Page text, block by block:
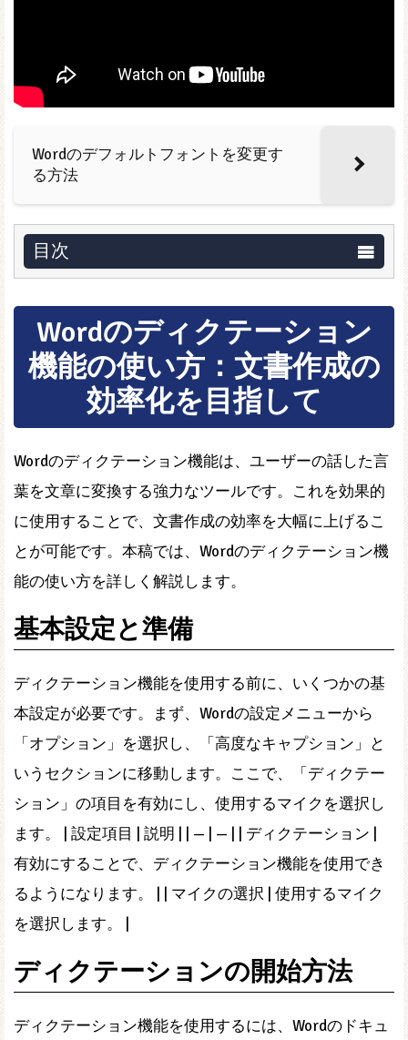
Wordのデフォルトフォントを変更す
る方法
目次
Wordのディクテーション
機能の使い方：文書作成の
効率化を目指して
Wordのディクテーション機能は、ユーザーの話した言
葉を文章に変換する強力なツールです。これを効果的
に使用することで、文書作成の効率を大幅に上げるこ
とが可能です。本稿では、Wordのディクテーション機
能の使い方を詳しく解説します。
基本設定と準備
ディクテーション機能を使用する前に、いくつかの基
本設定が必要です。まず、Wordの設定メニューから
「オプション」を選択し、「高度なキャプション」と
いうセクションに移動します。ここで、「ディクテー
ション」の項目を有効にし、使用するマイクを選択し
ます。 | 設定項目 | 説明 | | — | — | | ディクテーション |
有効にすることで、ディクテーション機能を使用でき
るようになります。 | | マイクの選択 | 使用するマイク
を選択します。 |
ディクテーションの開始方法
ディクテーション機能を使用するには、Wordのドキュ